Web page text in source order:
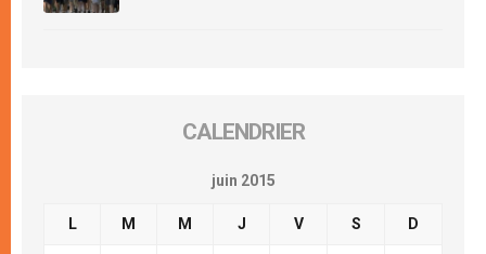
CALENDRIER
juin 2015
L M M J V S D